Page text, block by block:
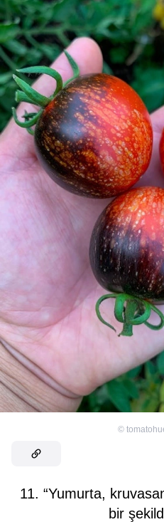
©
11. “Yumurta,
bir